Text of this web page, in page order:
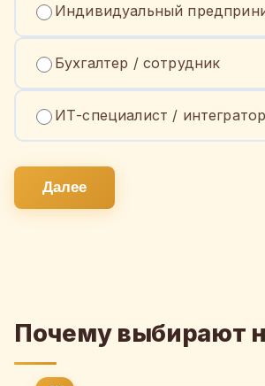
Индивидуальный
Бухгалтер / сотрудник
ИТ-специалист / интегратор
Далее
Почему выбирают